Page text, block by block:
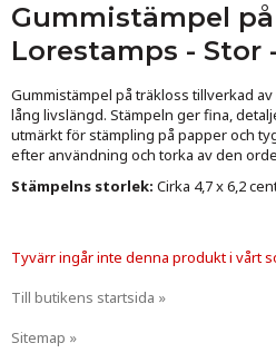
Gummistämpel
Lorestamps - Stor
Gummistämpel på träkloss tillverkad
lång livslängd. Stämpeln ger fina,
utmärkt för stämpling på papper och
efter användning och torka av den
Stämpelns storlek: Cirka 4,7 x 6,2
Tyvärr ingår inte denna produkt i vårt
Till butikens startsida »
Sitemap »